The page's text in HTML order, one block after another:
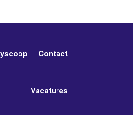
Contact
Vacatures